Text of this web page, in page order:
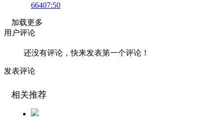
66407:50
加载更多
用户评论
还没有评论，快来发表第一个评论！
发表评论
相关推荐